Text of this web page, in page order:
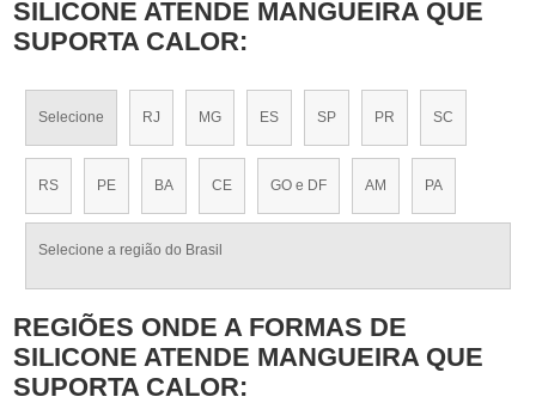
SILICONE ATENDE MANGUEIRA QUE
SUPORTA CALOR:
Selecione RJ MG ES SP PR SC
RS PE BA CE GO e DF AM PA
Selecione a região do Brasil
REGIÕES ONDE A FORMAS DE
SILICONE ATENDE MANGUEIRA QUE
SUPORTA CALOR: